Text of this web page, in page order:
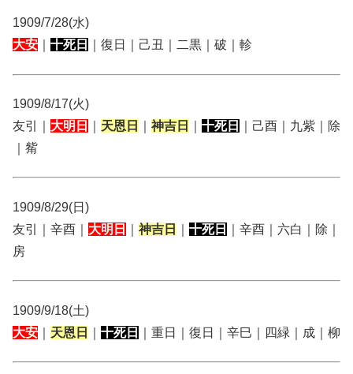
1909/7/28(水)
大安
十死日 ｜復日｜己丑｜二黒｜破｜軫
1909/8/17(火)
友引｜ 大明日 天恩日 神吉日 十死日
｜己酉｜九紫｜除
｜觜
1909/8/29(日)
友引｜辛酉｜ 大明日 神吉日 十死日
｜辛酉｜六白｜除｜
房
1909/9/18(土)
大安
天恩日 十死日 ｜重日｜復日｜辛巳｜四緑｜成｜柳